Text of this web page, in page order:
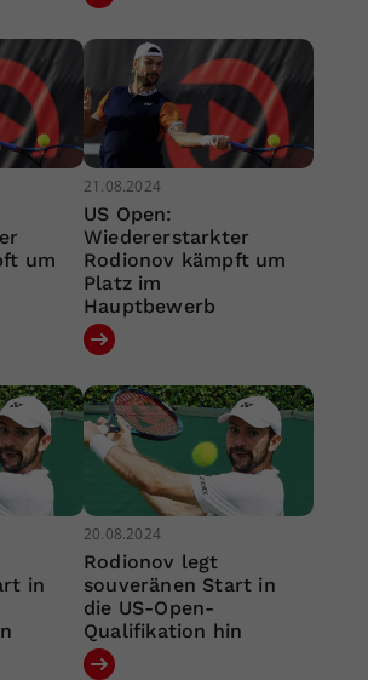
um
21.08.2024
US Open:
Wiedererstarkter
Rodionov kämpft um
Platz im
Hauptbewerb
in
20.08.2024
Rodionov legt
souveränen Start in
die US-Open-
Qualifikation hin